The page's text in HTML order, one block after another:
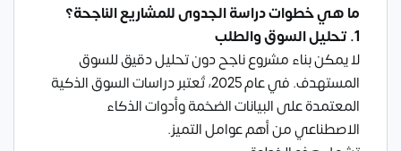
ما هي خطوات دراسة الجدوى للمشاريع الناجحة؟
1. تحليل السوق والطلب
لا يمكن بناء مشروع ناجح دون تحليل دقيق للسوق
المستهدف. في عام 2025، تُعتبر دراسات السوق الذكية
المعتمدة على البيانات الضخمة وأدوات الذكاء
الاصطناعي من أهم عوامل التميز.